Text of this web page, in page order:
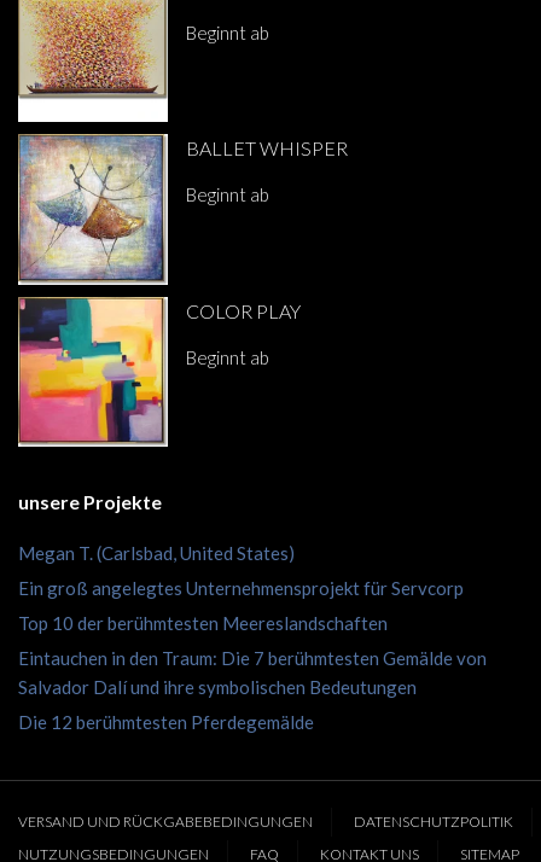
Beginnt ab
BALLET WHISPER
Beginnt ab
COLOR PLAY
Beginnt ab
unsere Projekte
Megan T. (Carlsbad, United States)
Ein groß angelegtes Unternehmensprojekt für Servcorp
Top 10 der berühmtesten Meereslandschaften
Eintauchen in den Traum: Die 7 berühmtesten Gemälde von
Salvador Dalí und ihre symbolischen Bedeutungen
Die 12 berühmtesten Pferdegemälde
VERSAND UND RÜCKGABEBEDINGUNGEN
DATENSCHUTZPOLITIK
NUTZUNGSBEDINGUNGEN
FAQ KONTAKT UNS SITEMAP